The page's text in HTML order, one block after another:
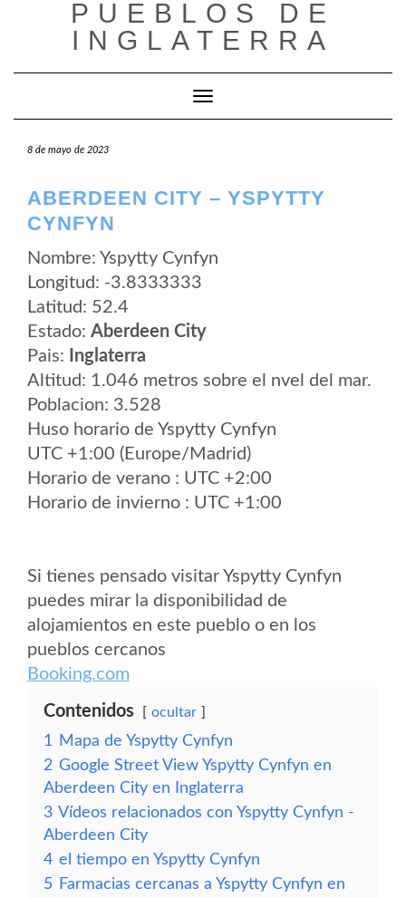
PUEBLOS DE
INGLATERRA
Cambiar modo de navegación
8 de mayo de 2023
ABERDEEN CITY – YSPYTTY
CYNFYN
Nombre: Yspytty Cynfyn
Longitud: -3.8333333
Latitud: 52.4
Estado: Aberdeen City
Pais:
Inglaterra
Altitud: 1.046 metros sobre el nvel del mar.
Poblacion: 3.528
Huso horario de Yspytty Cynfyn
UTC +1:00 (Europe/Madrid)
Horario de verano : UTC +2:00
Horario de invierno : UTC +1:00
Si tienes pensado visitar Yspytty Cynfyn
puedes mirar la disponibilidad de
alojamientos en este pueblo o en los
pueblos cercanos
Booking.com
Contenidos ocultar
1
Mapa de Yspytty Cynfyn
2 Google Street View Yspytty Cynfyn en
Aberdeen City en Inglaterra
3 Vídeos relacionados con Yspytty Cynfyn -
Aberdeen City
4 el tiempo en Yspytty Cynfyn
5 Farmacias cercanas a Yspytty Cynfyn en